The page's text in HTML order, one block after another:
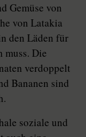
Gemüse von
von Latakia
den Läden für
muss. Die
verdoppelt
Bananen sind
soziale und